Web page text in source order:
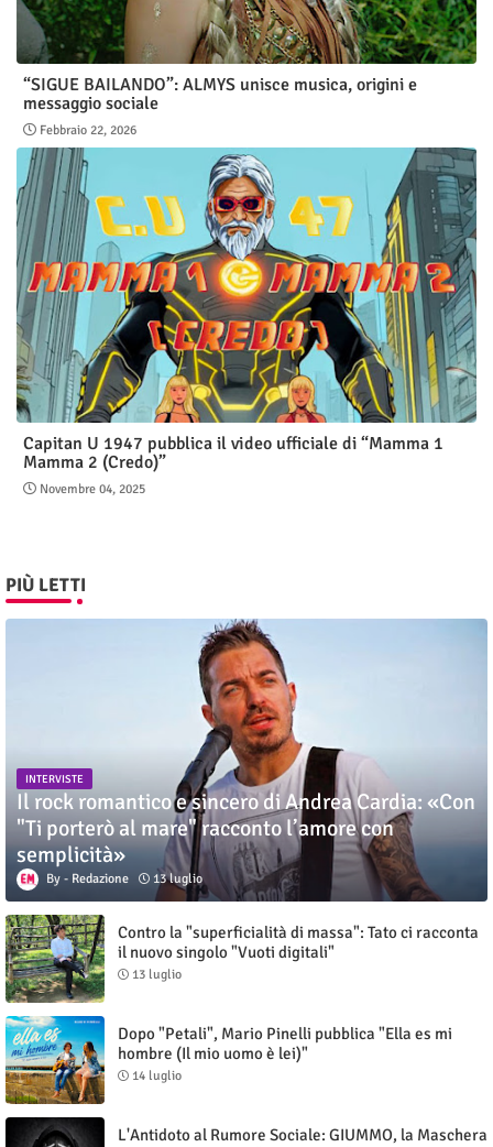
“SIGUE BAILANDO”: ALMYS unisce musica, origini e
messaggio sociale
Febbraio 22, 2026
Capitan U 1947 pubblica il video ufficiale di “Mamma 1
Mamma 2 (Credo)”
Novembre 04, 2025
PIÙ LETTI
INTERVISTE
Il rock romantico e sincero di Andrea Cardia: «Con
"Ti porterò al mare" racconto l’amore con
semplicità»
Redazione 13 luglio
Contro la "superficialità di massa": Tato ci racconta
il nuovo singolo "Vuoti digitali"
13 luglio
Dopo "Petali", Mario Pinelli pubblica "Ella es mi
hombre (Il mio uomo è lei)"
14 luglio
L'Antidoto al Rumore Sociale: GIUMMO, la Maschera